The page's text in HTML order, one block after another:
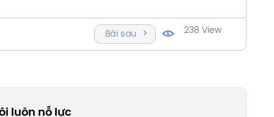
Bài sau 238 View
luôn nỗ lực